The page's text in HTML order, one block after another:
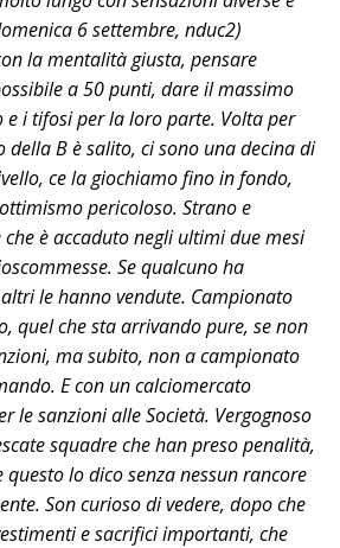
6 settembre, nduc2)
la mentalità giusta, pensare
a 50 punti, dare il massimo
i tifosi per la loro parte. Volta per
B è salito, ci sono una decina di
ce la giochiamo fino in fondo,
pericoloso. Strano e
che è accaduto negli ultimi due mesi
Se qualcuno ha
le hanno vendute. Campionato
quel che sta arrivando pure, se non
ma subito, non a campionato
E con un calciomercato
le sanzioni alle Società. Vergognoso
squadre che han preso penalità,
lo dico senza nessun rancore
Son curioso di vedere, dopo che
e sacrifici importanti, che